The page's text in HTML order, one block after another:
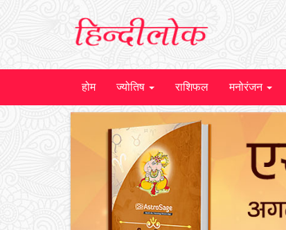
होम ज्योतिष राशिफल मनोरंजन